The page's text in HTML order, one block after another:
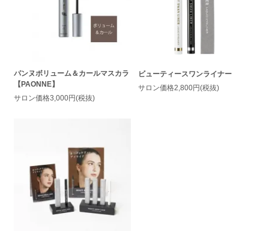
パンヌボリューム＆カールマスカラ
【PAONNE】
サロン価格3,000円(税抜)
ビューティースワンライナー
サロン価格2,800円(税抜)